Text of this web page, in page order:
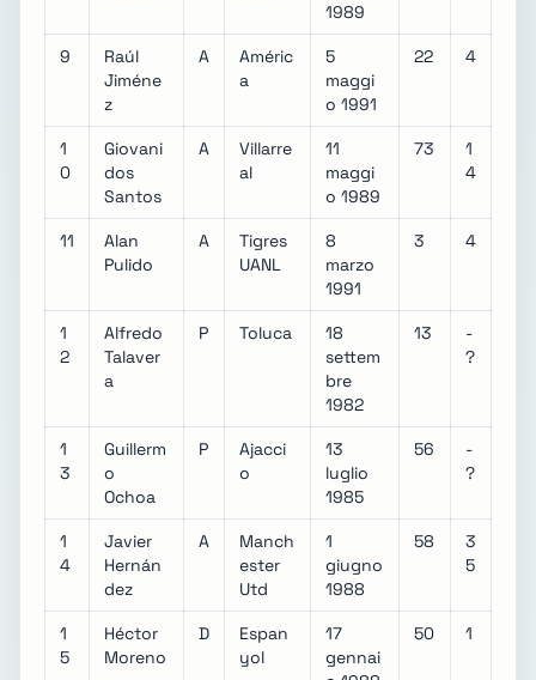
1989
9
Raúl
Jiméne
z
A
Améric
a
5
maggi
o 1991
22 4
1
0
Giovani
dos
Santos
A
Villarre
al
11
maggi
o 1989
73
1
4
11
Alan
Pulido
A
Tigres
UANL
8
marzo
1991
3 4
1
2
Alfredo
Talaver
a
P Toluca
18
settem
bre
1982
13
-
?
1
3
Guillerm
o
Ochoa
P
Ajacci
o
13
luglio
1985
56
-
?
1
4
Javier
Hernán
dez
A
Manch
ester
Utd
1
giugno
1988
58
3
5
1
5
Héctor
Moreno
D
Espan
yol
17
gennai
50 1